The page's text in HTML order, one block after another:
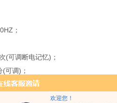
欢迎您！
；
(可调断电记忆)；
可调)；
可调)；
，尺寸1000mm*1000mm*厚20mm；